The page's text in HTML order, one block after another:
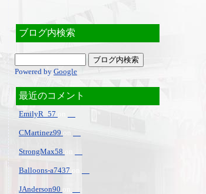
ブログ内検索
Powered by Google
最近のコメント
EmilyR_57
CMartinez99 on
StrongMax58
Balloons-a7437
JAnderson90